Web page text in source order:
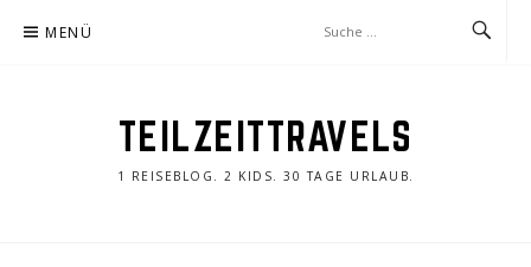
Inhalt MENÜ
TEILZEITTRAVELS
1 REISEBLOG. 2 KIDS. 30 TAGE URLAUB.